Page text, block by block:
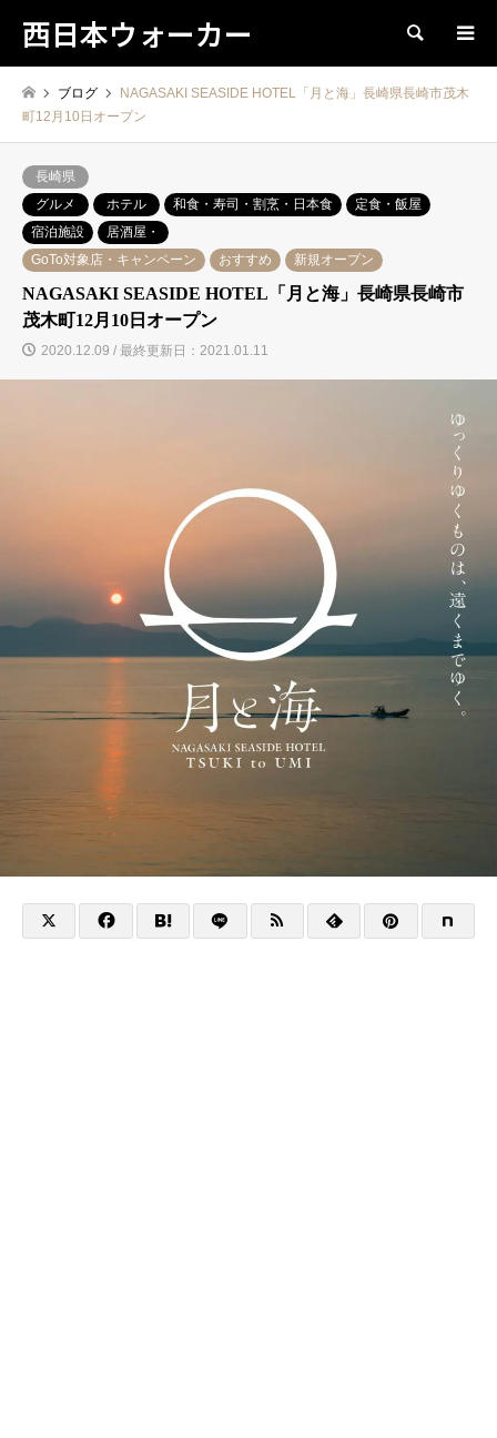
西日本ウォーカー 検索
ブログ
NAGASAKI SEASIDE HOTEL「月と海」長崎県長崎市茂木
町12月10日オープン
長崎県
グルメ
ホテル 和食・寿司・割烹・日本食
定食・飯屋
宿泊施設
居酒屋・
GoTo対象店・キャンペーン
おすすめ 新規オープン
NAGASAKI SEASIDE HOTEL「月と海」長崎県長崎市
茂木町12月10日オープン
2020.12.09 / 最終更新日：2021.01.11